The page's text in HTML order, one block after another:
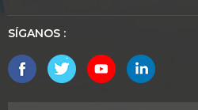
SÍGANOS :